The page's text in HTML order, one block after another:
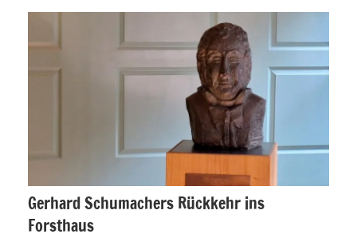
Gerhard Schumachers Rückkehr ins
Forsthaus